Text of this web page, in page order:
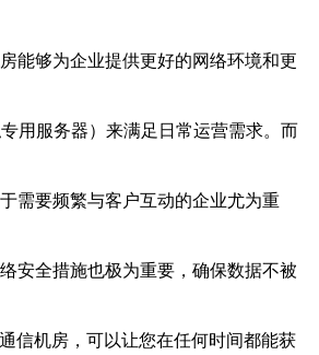
能够为企业提供更好的网络环境和更
用服务器）来满足日常运营需求。而
需要频繁与客户互动的企业尤为重
安全措施也极为重要，确保数据不被
信机房，可以让您在任何时间都能获